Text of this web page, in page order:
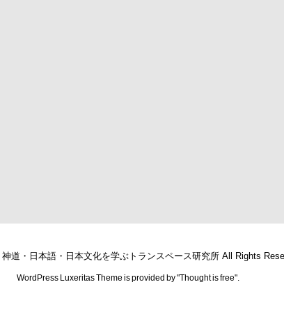
神道・日本語・日本文化を学ぶトランスペース研究所 All Rights
WordPress Luxeritas Theme is provided by "Thought is free".